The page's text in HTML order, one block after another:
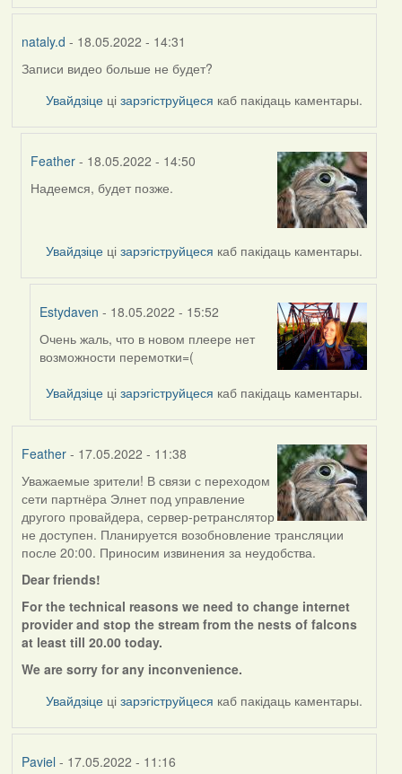
nataly.d - 18.05.2022 - 14:31
Записи видео больше не будет?
Увайдзіце цізарэгіструйцеся каб пакідаць каментары.
Feather - 18.05.2022 - 14:50
In
Надеемся, будет позже.
Увайдзіце цізарэгіструйцеся каб пакідаць каментары.
Estydaven - 18.05.2022 - 15:52
In
reply
by
Feather
Очень жаль, что в новом плеере нет
возможности перемотки=(
Увайдзіце цізарэгіструйцеся каб пакідаць каментары.
Feather- 17.05.2022 - 11:38
Уважаемые зрители! В связи с переходом
сети партнёра Элнет под управление
другого провайдера, сервер-ретранслятор
не доступен. Планируется возобновление трансляции
после 20:00. Приносим извинения за неудобства.
Dear friends!
For the technical reasons we need to change internet
provider and stop the stream from the nests of falcons
at least till 20.00 today.
We are sorry for any inconvenience.
Увайдзіце цізарэгіструйцеся каб пакідаць каментары.
Paviel - 17.05.2022 - 11:16